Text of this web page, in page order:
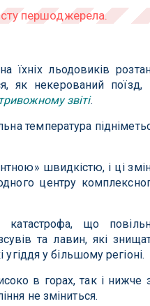
їхніх льодовиків
як некерований поїзд,
тривожному звіті.
температура
швидкістю, і ці
центру
що
та лавин, які
угіддя у більшому регіоні.
в горах, так і нижче
не зміниться.